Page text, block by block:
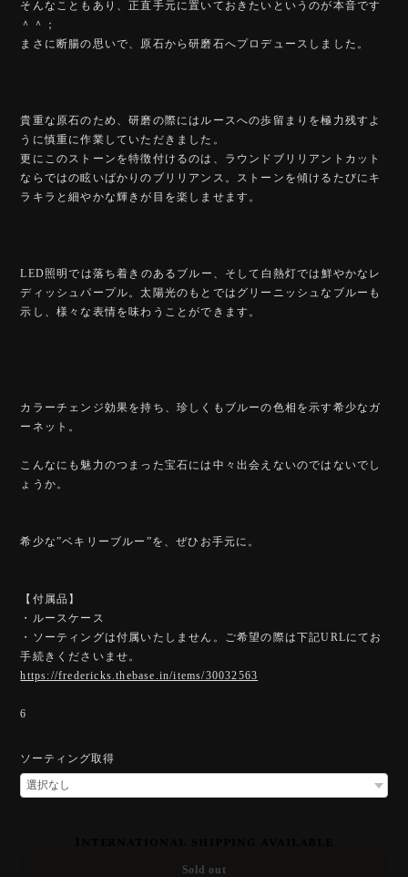
そんなこともあり、正直手元に置いておきたいというのが本音です
＾＾；
まさに断腸の思いで、原石から研磨石へプロデュースしました。
貴重な原石のため、研磨の際にはルースへの歩留まりを極力残すよ
うに慎重に作業していただきました。
更にこのストーンを特徴付けるのは、ラウンドブリリアントカット
ならではの眩いばかりのブリリアンス。ストーンを傾けるたびにキ
ラキラと細やかな輝きが目を楽しませます。
LED照明では落ち着きのあるブルー、そして白熱灯では鮮やかなレ
ディッシュパープル。太陽光のもとではグリーニッシュなブルーも
示し、様々な表情を味わうことができます。
カラーチェンジ効果を持ち、珍しくもブルーの色相を示す希少なガ
ーネット。
こんなにも魅力のつまった宝石には中々出会えないのではないでし
ょうか。
希少な”ベキリーブルー”を、ぜひお手元に。
【付属品】
・ルースケース
・ソーティングは付属いたしません。ご希望の際は下記URLにてお
手続きくださいませ。
https://fredericks.thebase.in/items/30032563
6
ソーティング取得
Sold out